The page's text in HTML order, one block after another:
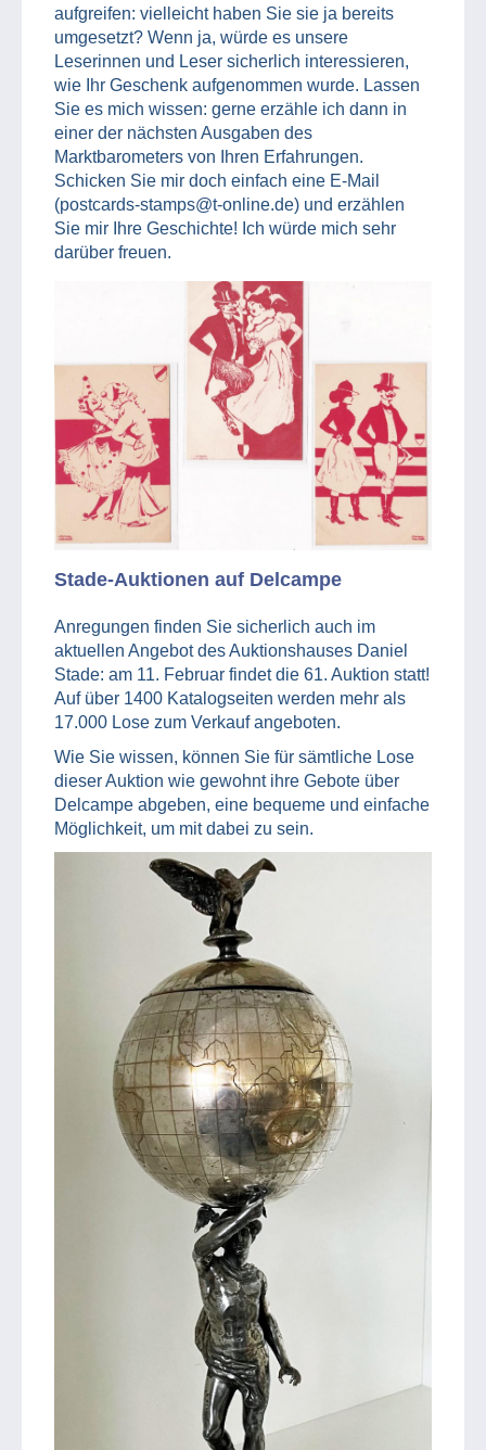
aufgreifen: vielleicht haben Sie sie ja bereits
umgesetzt? Wenn ja, würde es unsere
Leserinnen und Leser sicherlich interessieren,
wie Ihr Geschenk aufgenommen wurde. Lassen
Sie es mich wissen: gerne erzähle ich dann in
einer der nächsten Ausgaben des
Marktbarometers von Ihren Erfahrungen.
Schicken Sie mir doch einfach eine E-Mail
(postcards-stamps@t-online.de) und erzählen
Sie mir Ihre Geschichte! Ich würde mich sehr
darüber freuen.
Stade-Auktionen auf Delcampe
Anregungen finden Sie sicherlich auch im
aktuellen Angebot des Auktionshauses Daniel
Stade: am 11. Februar findet die 61. Auktion statt!
Auf über 1400 Katalogseiten werden mehr als
17.000 Lose zum Verkauf angeboten.
Wie Sie wissen, können Sie für sämtliche Lose
dieser Auktion wie gewohnt ihre Gebote über
Delcampe abgeben, eine bequeme und einfache
Möglichkeit, um mit dabei zu sein.